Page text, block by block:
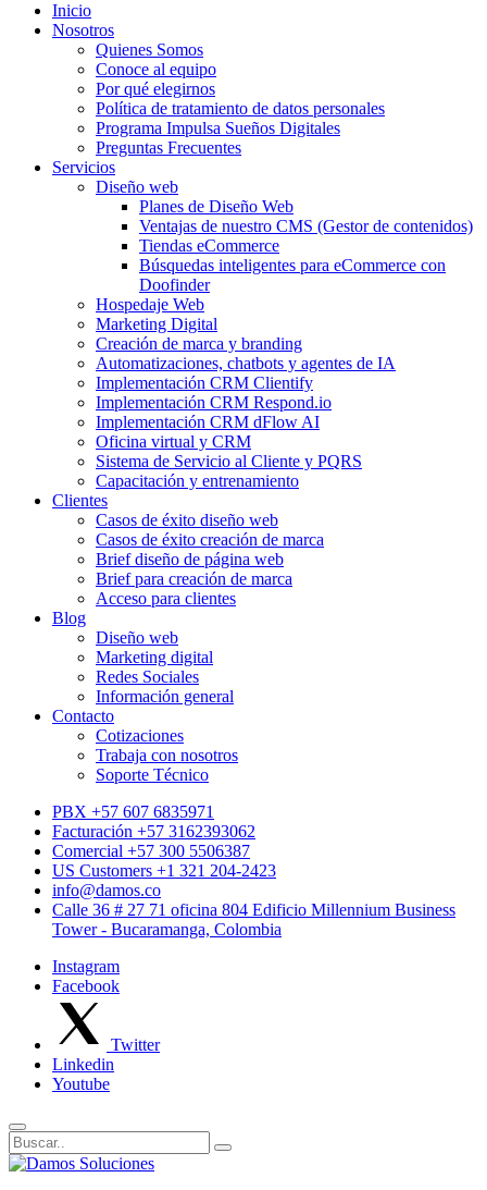
Inicio
Nosotros
Quienes Somos
Conoce al equipo
Por qué elegirnos
Política de tratamiento de datos personales
Programa Impulsa Sueños Digitales
Preguntas Frecuentes
Servicios
Diseño web
Planes de Diseño Web
Ventajas de nuestro CMS (Gestor de contenidos)
Tiendas eCommerce
Búsquedas inteligentes para eCommerce con
Doofinder
Hospedaje Web
Marketing Digital
Creación de marca y branding
Automatizaciones, chatbots y agentes de IA
Implementación CRM Clientify
Implementación CRM Respond.io
Implementación CRM dFlow AI
Oficina virtual y CRM
Sistema de Servicio al Cliente y PQRS
Capacitación y entrenamiento
Clientes
Casos de éxito diseño web
Casos de éxito creación de marca
Brief diseño de página web
Brief para creación de marca
Acceso para clientes
Blog
Diseño web
Marketing digital
Redes Sociales
Información general
Contacto
Cotizaciones
Trabaja con nosotros
Soporte Técnico
PBX +57 607 6835971
Facturación +57 3162393062
Comercial +57 300 5506387
US Customers +1 321 204-2423
info@damos.co
Calle 36 # 27 71 oficina 804 Edificio Millennium Business
Tower - Bucaramanga, Colombia
Instagram
Facebook
Twitter
Linkedin
Youtube